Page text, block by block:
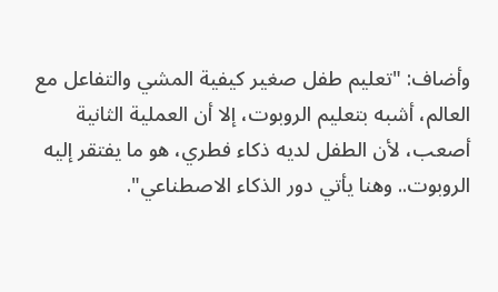
وأضاف: "تعليم طفل صغير كيفية المشي والتفاعل مع
العالم، أشبه بتعليم الروبوت، إلا أن العملية الثانية
أصعب، لأن الطفل لديه ذكاء فطري، هو ما يفتقر إليه
الروبوت.. وهنا يأتي دور الذكاء الاصطناعي".